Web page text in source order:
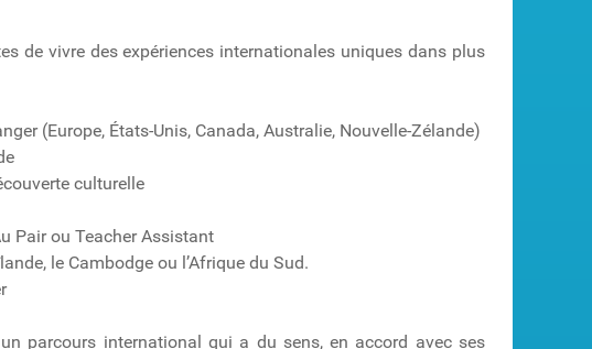
de vivre des expériences internationales uniques dans plus
(Europe, États-Unis, Canada, Australie, Nouvelle-Zélande)
culturelle
Pair ou Teacher Assistant
le Cambodge ou l’Afrique du Sud.
parcours international qui a du sens, en accord avec ses